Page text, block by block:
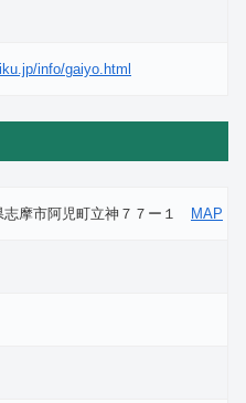
info/gaiyo.html
志摩市阿児町立神７７ー１ MAP